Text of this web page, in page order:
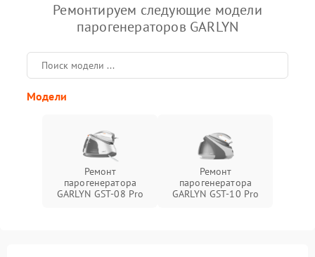
Ремонтируем следующие модели
парогенераторов GARLYN
Модели
Ремонт
парогенератора
GARLYN GST-08 Pro
Ремонт
парогенератора
GARLYN GST-10 Pro